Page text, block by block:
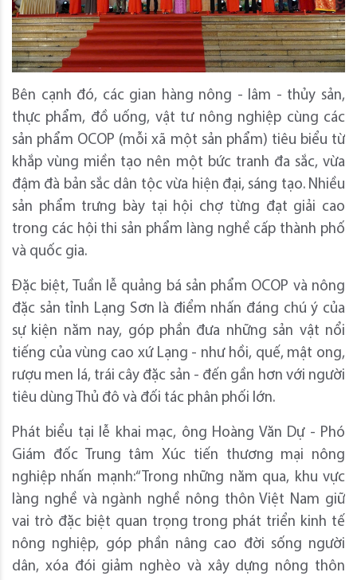
Bên cạnh đó, các gian hàng nông - lâm - thủy sản,
thực phẩm, đồ uống, vật tư nông nghiệp cùng các
sản phẩm OCOP (mỗi xã một sản phẩm) tiêu biểu từ
khắp vùng miền tạo nên một bức tranh đa sắc, vừa
đậm đà bản sắc dân tộc vừa hiện đại, sáng tạo. Nhiều
sản phẩm trưng bày tại hội chợ từng đạt giải cao
trong các hội thi sản phẩm làng nghề cấp thành phố
và quốc gia.
Đặc biệt, Tuần lễ quảng bá sản phẩm OCOP và nông
đặc sản tỉnh Lạng Sơn là điểm nhấn đáng chú ý của
sự kiện năm nay, góp phần đưa những sản vật nổi
tiếng của vùng cao xứ Lạng - như hồi, quế, mật ong,
rượu men lá, trái cây đặc sản - đến gần hơn với người
tiêu dùng Thủ đô và đối tác phân phối lớn.
Phát biểu tại lễ khai mạc, ông Hoàng Văn Dự - Phó
Giám đốc Trung tâm Xúc tiến thương mại nông
nghiệp nhấn mạnh:“Trong những năm qua, khu vực
làng nghề và ngành nghề nông thôn Việt Nam giữ
vai trò đặc biệt quan trọng trong phát triển kinh tế
nông nghiệp, góp phần nâng cao đời sống người
dân, xóa đói giảm nghèo và xây dựng nông thôn